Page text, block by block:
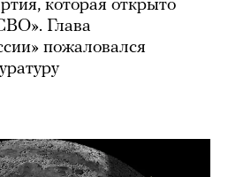
которая открыто
Глава
пожаловался